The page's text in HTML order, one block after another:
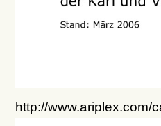
http://www.ariplex.com/